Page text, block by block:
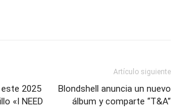
2025
«I NEED
Artículo siguiente
Blondshell anuncia un nuevo
álbum y comparte “T&A”